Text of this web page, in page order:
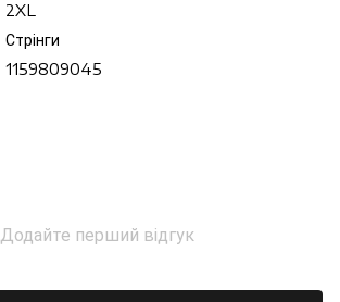
2XL
Стрінги
1159809045
Додайте перший відгук